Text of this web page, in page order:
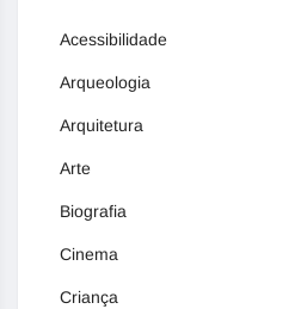
Acessibilidade
Arqueologia
Arquitetura
Arte
Biografia
Cinema
Criança